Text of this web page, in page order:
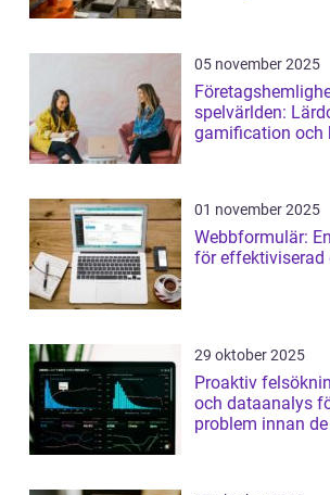
05 november 2025
spelvärlden:
gamification och
01 november 2025
Webbformulär:
för
29 oktober 2025
Proaktiv
och dataanalys
problem innan